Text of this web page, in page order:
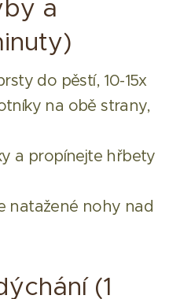
a
do pěstí, 10-15x
na obě strany,
a propínejte hřbety
natažené nohy nad
(1